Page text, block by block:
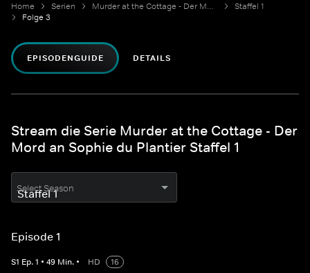
Home Serien Murder at the Cottage - Der Mord an Sophie du Plantier
Staffel 1
Folge 3
EPISODENGUIDE DETAILS
Stream die Serie Murder at the Cottage - Der
Mord an Sophie du Plantier Staffel 1
Select Season
Episode 1
S1 Ep.1 • 49 Min. • HD
16